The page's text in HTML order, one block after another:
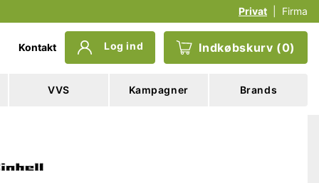
Privat Firma
Kontakt Log ind Indkøbskurv (0)
VVS Kampagner Brands